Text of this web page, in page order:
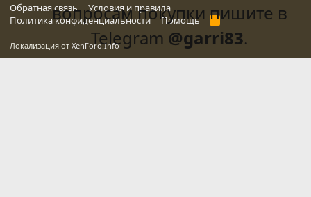
Обратная связь
Условия и правила
Политика конфиденциальности
Помощь
R
S
Локализация от XenForo.Info
вопросам покупки пишите в
Telegram @garri83.